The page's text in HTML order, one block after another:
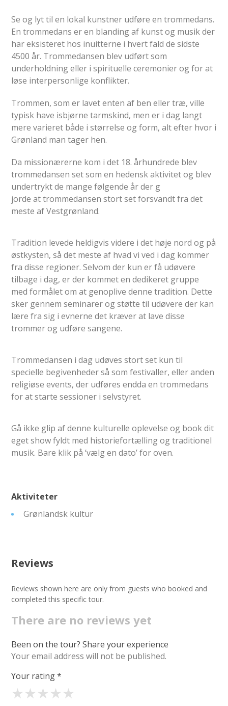
Se og lyt til en lokal kunstner udføre en trommedans.
En trommedans er en blanding af kunst og musik der
har eksisteret hos inuitterne i hvert fald de sidste
4500 år. Trommedansen blev udført som
underholdning eller i spirituelle ceremonier og for at
løse interpersonlige konflikter.
Trommen, som er lavet enten af ben eller træ, ville
typisk have isbjørne tarmskind, men er i dag langt
mere varieret både i størrelse og form, alt efter hvor i
Grønland man tager hen.
Da missionærerne kom i det 18. århundrede blev
trommedansen set som en hedensk aktivitet og blev
undertrykt de mange følgende år der g
jorde at trommedansen stort set forsvandt fra det
meste af Vestgrønland.
Tradition levede heldigvis videre i det høje nord og på
østkysten, så det meste af hvad vi ved i dag kommer
fra disse regioner. Selvom der kun er få udøvere
tilbage i dag, er der kommet en dedikeret gruppe
med formålet om at genoplive denne tradition. Dette
sker gennem seminarer og støtte til udøvere der kan
lære fra sig i evnerne det kræver at lave disse
trommer og udføre sangene.
Trommedansen i dag udøves stort set kun til
specielle begivenheder så som festivaller, eller anden
religiøse events, der udføres endda en trommedans
for at starte sessioner i selvstyret.
Gå ikke glip af denne kulturelle oplevelse og book dit
eget show fyldt med historiefortælling og traditionel
musik. Bare klik på ‘vælg en dato’ for oven.
Aktiviteter
Grønlandsk kultur
Reviews
Reviews shown here are only from guests who booked and
completed this specific tour.
There are no reviews yet
Been on the tour? Share your experience
Your email address will not be published.
Your rating*
★
★
★
★
★